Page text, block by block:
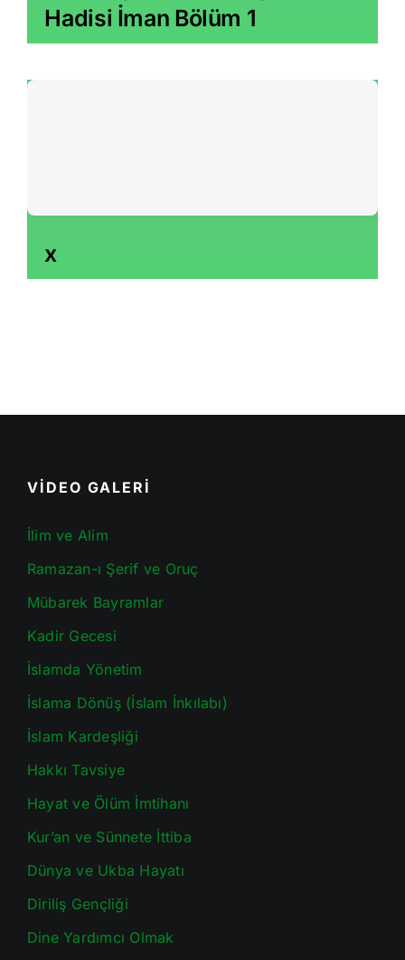
Hadisi İman Bölüm 1
x
VİDEO GALERİ
İlim ve Alim
Ramazan-ı Şerif ve Oruç
Mübarek Bayramlar
Kadir Gecesi
İslamda Yönetim
İslama Dönüş (İslam İnkılabı)
İslam Kardeşliği
Hakkı Tavsiye
Hayat ve Ölüm İmtihanı
Kur’an ve Sünnete İttiba
Dünya ve Ukba Hayatı
Diriliş Gençliği
Dine Yardımcı Olmak